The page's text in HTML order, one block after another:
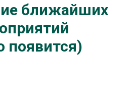
ближайших
появится)